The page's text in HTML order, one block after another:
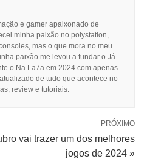
e gamer apaixonado de
minha paixão no polystation,
mas o que mora no meu
paixão me levou a fundar o Já
o Na La7a em 2024 com apenas
de tudo que acontece no
review e tutoriais.
PRÓXIMO
vai trazer um dos melhores
jogos de 2024 »